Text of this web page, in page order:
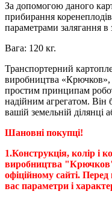
За допомогою даного
прибирання
параметрами залягання в
Вага: 120 кг.
Транспортерний
виробництва «Крючков»,
простим принципам
надійним агрегатом.
вашій земельній ділянці
Шановні покупці!
1.Конструкція, колір і
виробництва
офіційному сайті.
вас параметри і